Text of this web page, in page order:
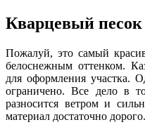
Кварцевый песок
Пожалуй, это самый
белоснежным оттенком.
для оформления участка.
ограничено. Все дело в
разносится ветром и
материал достаточно дорого.